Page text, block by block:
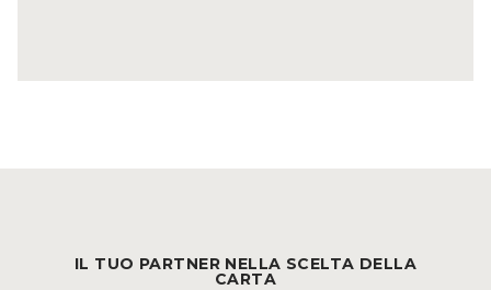
IL TUO PARTNER NELLA SCELTA DELLA
CARTA